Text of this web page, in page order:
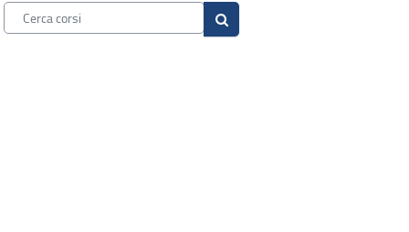
Cerca corsi
Cerca corsi